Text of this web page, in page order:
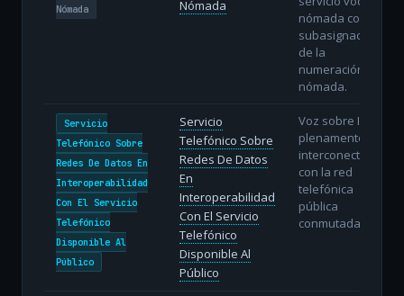
Nómada
Nómada
nómada con
subasignación
de la
numeración
nómada.
Servicio
Telefónico Sobre
Redes De Datos En
Interoperabilidad
Con El Servicio
Telefónico
Disponible Al
Público
Servicio
Telefónico Sobre
Redes De Datos
En
Interoperabilidad
Con El Servicio
Telefónico
Disponible Al
Público
Voz sobre IP
plenamente
interconectada
con la red
telefónica
pública
conmutada.